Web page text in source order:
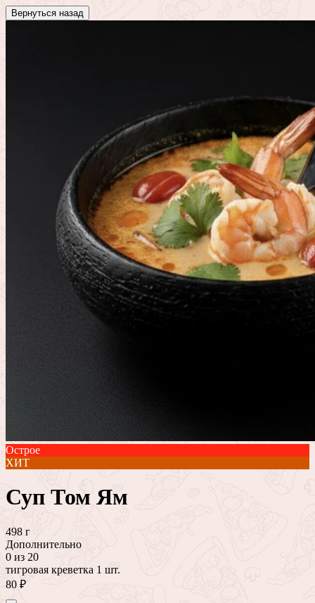
Вернуться назад
Острое
ХИТ
Суп Том Ям
498 г
Дополнительно
0 из 20
тигровая креветка 1 шт.
80 ₽